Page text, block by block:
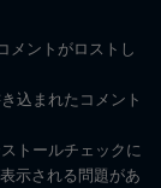
メントがロストし
込まれたコメント
トールチェックに
示される問題があ